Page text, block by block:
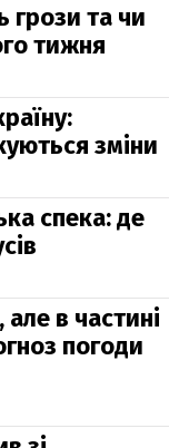
грози та чи
тижня
зміни
спека: де
в частині
погоди